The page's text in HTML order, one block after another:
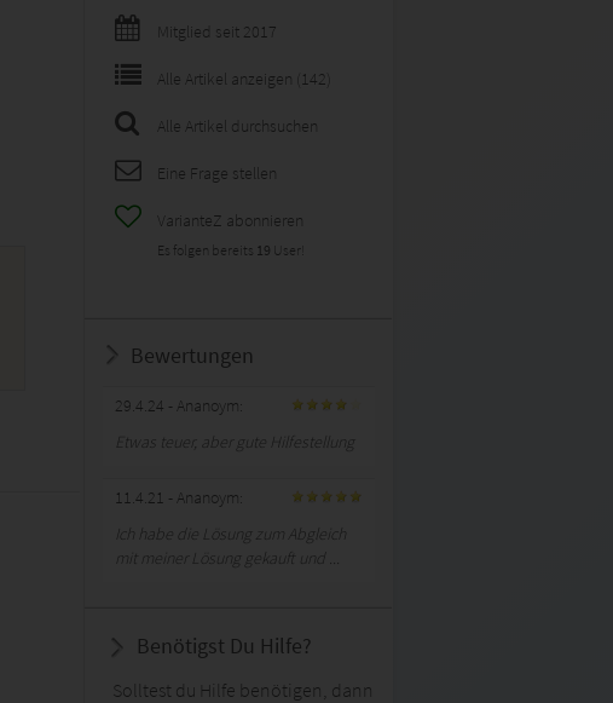
Mitglied seit 2017
Alle Artikel anzeigen (142)
Alle Artikel durchsuchen
Eine Frage stellen
VarianteZ abonnieren
Es folgen bereits 19 User!
Bewertungen
29.4.24 - Ananoym:
Etwas teuer, aber gute Hilfestellung
11.4.21 - Ananoym:
Ich habe die Lösung zum Abgleich
mit meiner Lösung gekauft und ...
Benötigst Du Hilfe?
Solltest du Hilfe benötigen, dann